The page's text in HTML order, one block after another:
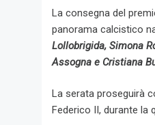
La consegna del
panorama calcistico
Lollobrigida, Simona
Assogna e Cristiana
La serata proseguirà
Federico II, durante la